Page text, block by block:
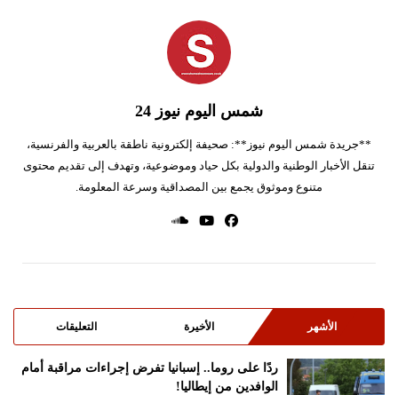
شمس اليوم نيوز 24
**جريدة شمس اليوم نيوز**: صحيفة إلكترونية ناطقة بالعربية والفرنسية،
تنقل الأخبار الوطنية والدولية بكل حياد وموضوعية، وتهدف إلى تقديم محتوى
متنوع وموثوق يجمع بين المصداقية وسرعة المعلومة.
الأشهر الأخيرة التعليقات
ردًا على روما.. إسبانيا تفرض إجراءات مراقبة أمام
الوافدين من إيطاليا!